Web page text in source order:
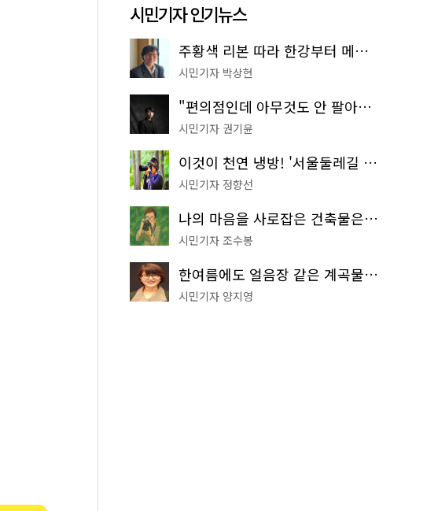
시민기자 인기뉴스
주황색 리본 따라 한강부터 메타세쿼이아 숲길까지…서울둘레길 15코스
시민기자 박상현
"편의점인데 아무것도 안 팔아요" 서울에서 가장 특별한 편의점의 정체
시민기자 권기윤
이것이 천연 냉방! '서울둘레길 9코스'로 숲속 피서 떠나볼까
시민기자 정향선
나의 마음을 사로잡은 건축물은? '서울시 건축상' 수상작 공개!
시민기자 조수봉
한여름에도 얼음장 같은 계곡물! 서울 '진관사 계곡'이 천국이네~
시민기자 양지영